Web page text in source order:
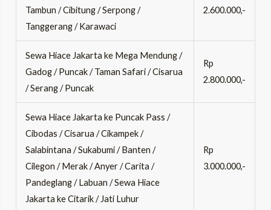
Tambun / Cibitung / Serpong /
Tanggerang / Karawaci
2.600.000,-
Sewa Hiace Jakarta ke Mega Mendung /
Gadog / Puncak / Taman Safari / Cisarua
/ Serang / Puncak
Rp
2.800.000,-
Sewa Hiace Jakarta ke Puncak Pass /
Cibodas / Cisarua / Cikampek /
Salabintana / Sukabumi / Banten /
Cilegon / Merak / Anyer / Carita /
Pandeglang / Labuan / Sewa Hiace
Jakarta ke Citarik / Jati Luhur
Rp
3.000.000,-